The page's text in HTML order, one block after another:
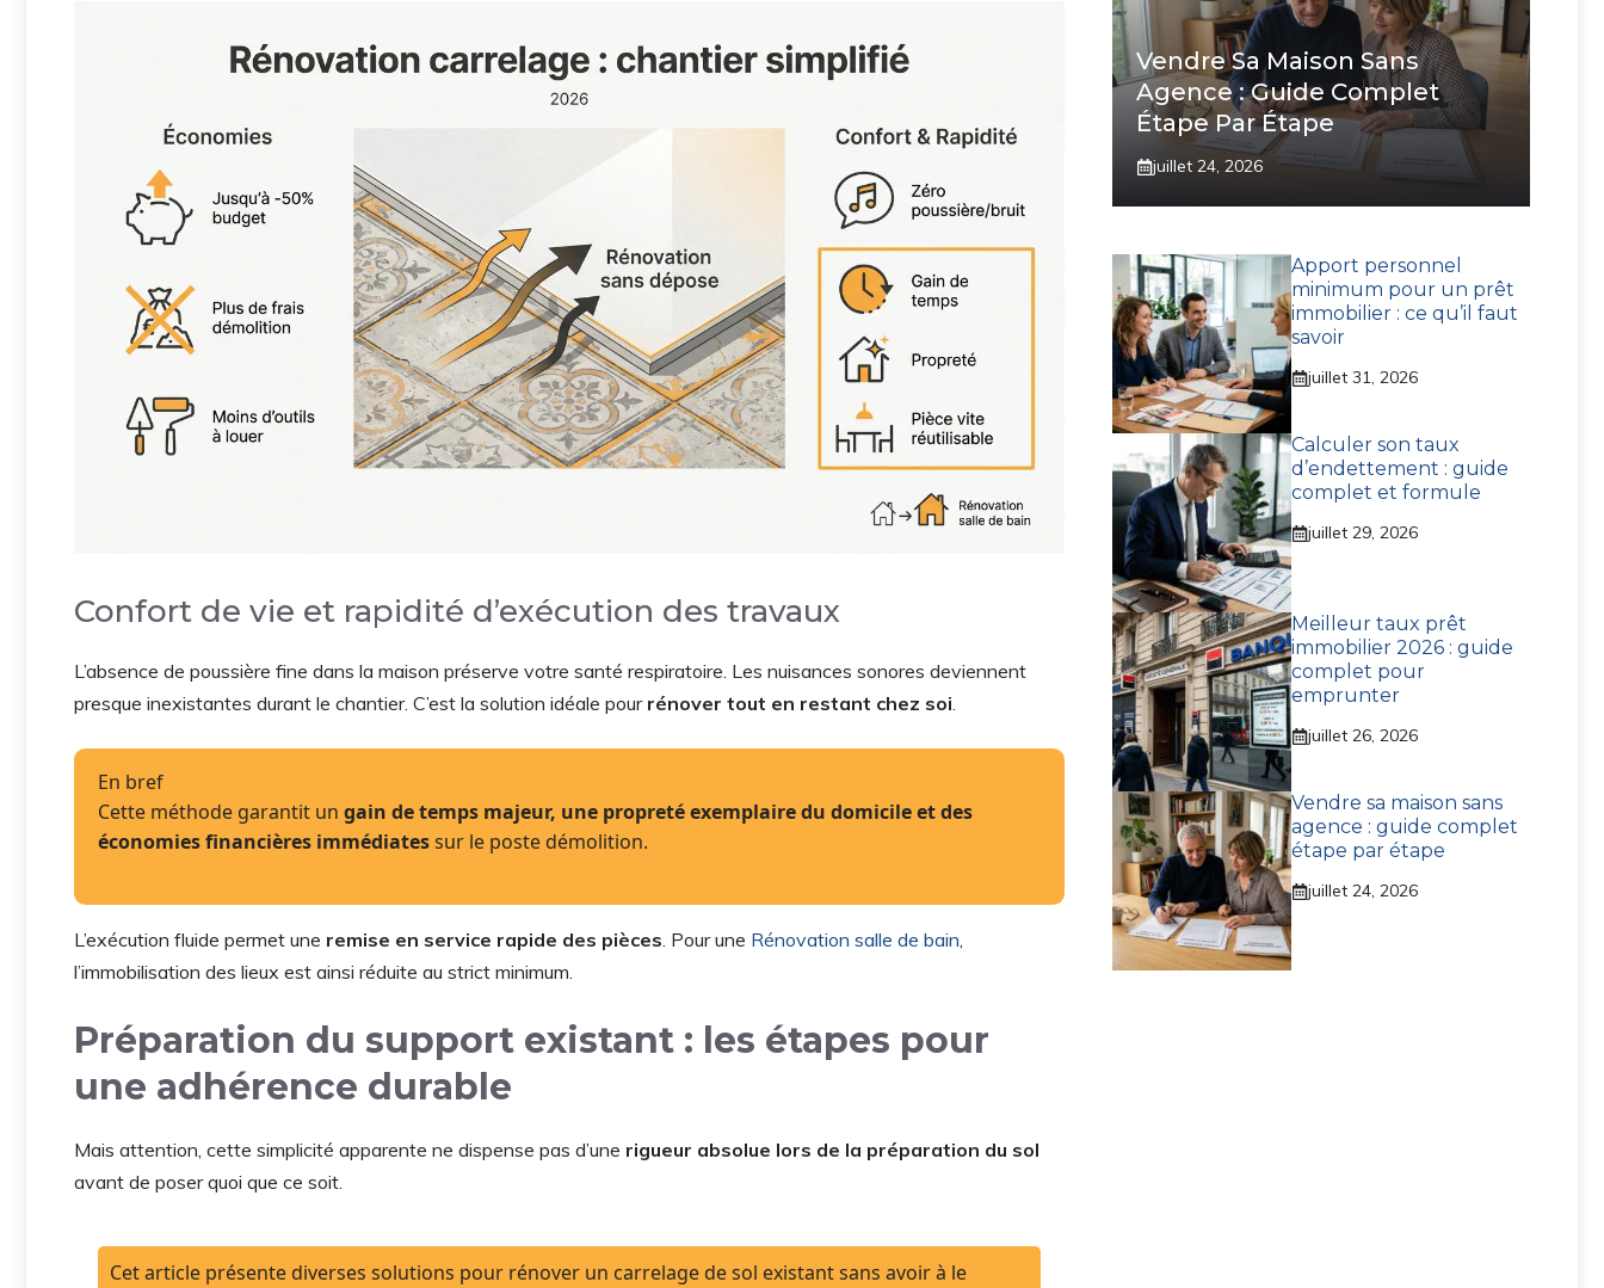
Confort de vie et rapidité d’exécution des travaux
L’absence de poussière fine dans la maison préserve votre santé respiratoire. Les nuisances sonores deviennent
presque inexistantes durant le chantier. C’est la solution idéale pour rénover tout en restant chez soi.
En bref
Cette méthode garantit un gain de temps majeur, une propreté exemplaire du domicile et des
économies financières immédiatessur le poste démolition.
L’exécution fluide permet une remise en service rapide des pièces. Pour une Rénovation salle de bain,
l’immobilisation des lieux est ainsi réduite au strict minimum.
Préparation du support existant : les étapes pour
une adhérence durable
Mais attention, cette simplicité apparente ne dispense pas d’une rigueur absolue lors de la préparation du sol
avant de poser quoi que ce soit.
Cet article présente diverses solutions pour rénover un carrelage de sol existant sans avoir à le
Vendre Sa Maison Sans
Agence : Guide Complet
Étape Par Étape
juillet 24, 2026
Apport personnel
minimum pour un prêt
immobilier : ce qu’il faut
savoir
juillet 31, 2026
Calculer son taux
d’endettement : guide
complet et formule
juillet 29, 2026
Meilleur taux prêt
immobilier 2026 : guide
complet pour
emprunter
juillet 26, 2026
Vendre sa maison sans
agence : guide complet
étape par étape
juillet 24, 2026